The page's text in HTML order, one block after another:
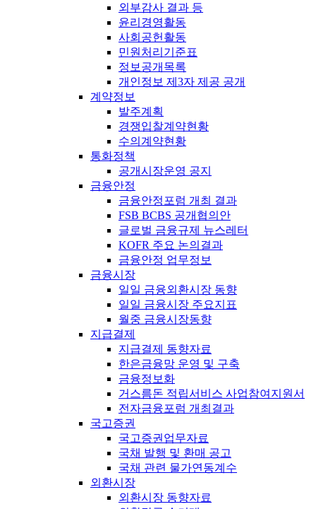
외부감사 결과 등
윤리경영활동
사회공헌활동
민원처리기준표
정보공개목록
개인정보 제3자 제공 공개
계약정보
발주계획
경쟁입찰계약현황
수의계약현황
통화정책
공개시장운영 공지
금융안정
금융안정포럼 개최 결과
FSB BCBS 공개협의안
글로벌 금융규제 뉴스레터
KOFR 주요 논의결과
금융안정 업무정보
금융시장
일일 금융외환시장 동향
일일 금융시장 주요지표
월중 금융시장동향
지급결제
지급결제 동향자료
한은금융망 운영 및 구축
금융정보화
거스름돈 적립서비스 사업참여지원서
전자금융포럼 개최결과
국고증권
국고증권업무자료
국채 발행 및 환매 공고
국채 관련 물가연동계수
외환시장
외환시장 동향자료